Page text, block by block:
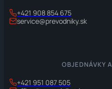
+421 908 854 675
service@prevodniky.sk
OBJEDNÁVKY
+421 951 087 505